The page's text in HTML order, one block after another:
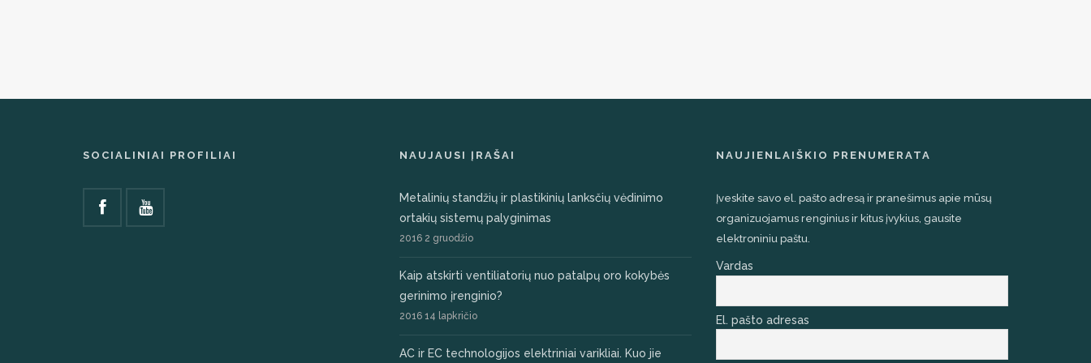
SOCIALINIAI PROFILIAI NAUJAUSI ĮRAŠAI
Metalinių standžių ir plastikinių lanksčių vėdinimo
ortakių sistemų palyginimas
2016 2 gruodžio
Kaip atskirti ventiliatorių nuo patalpų oro kokybės
gerinimo įrenginio?
2016 14 lapkričio
AC ir EC technologijos elektriniai varikliai. Kuo jie
NAUJIENLAIŠKIO PRENUMERATA
Įveskite savo el. pašto adresą ir pranešimus apie mūsų
organizuojamus renginius ir kitus įvykius, gausite
elektroniniu paštu.
Vardas
El. pašto adresas